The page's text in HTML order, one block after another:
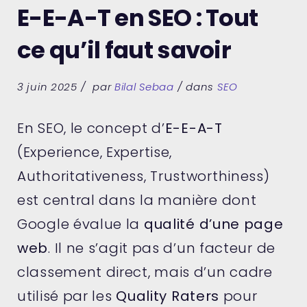
E-E-A-T en SEO : Tout
ce qu’il faut savoir
3 juin 2025 parBilal Sebaa dans SEO
En SEO, le concept d’E-E-A-T
(Experience, Expertise,
Authoritativeness, Trustworthiness)
est central dans la manière dont
Google évalue la qualité d’une page
web. Il ne s’agit pas d’un facteur de
classement direct, mais d’un cadre
utilisé par les Quality Raters pour